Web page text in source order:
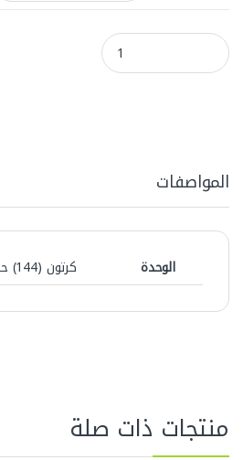
علب عصير مستطيل شفاف 750مل كرتون (145) حبة quantity
المواصفات
الوحدة كرتون (144) حبة
منتجات ذات صلة